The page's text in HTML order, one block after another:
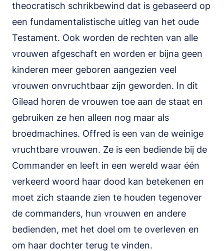
theocratisch schrikbewind dat is gebaseerd op
een fundamentalistische uitleg van het oude
Testament. Ook worden de rechten van alle
vrouwen afgeschaft en worden er bijna geen
kinderen meer geboren aangezien veel
vrouwen onvruchtbaar zijn geworden. In dit
Gilead horen de vrouwen toe aan de staat en
gebruiken ze hen alleen nog maar als
broedmachines. Offred is een van de weinige
vruchtbare vrouwen. Ze is een bediende bij de
Commander en leeft in een wereld waar één
verkeerd woord haar dood kan betekenen en
moet zich staande zien te houden tegenover
de commanders, hun vrouwen en andere
bedienden, met het doel om te overleven en
om haar dochter terug te vinden.